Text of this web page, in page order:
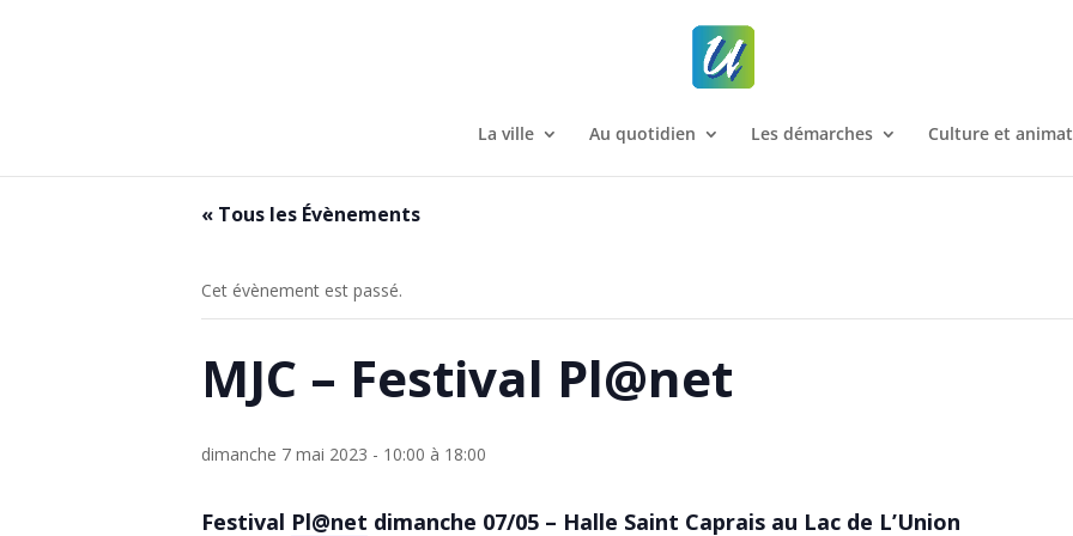
La ville Au quotidien Les démarches Culture et
« Tous les Évènements
Cet évènement est passé.
MJC – Festival Pl@net
dimanche 7 mai 2023 - 10:00 à 18:00
Festival Pl@net dimanche 07/05 – Halle Saint Caprais au Lac de L’Union